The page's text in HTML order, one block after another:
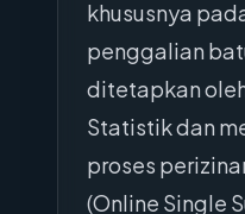
khususnya
penggalian
ditetapkan
Statistik dan
proses
(Online Single